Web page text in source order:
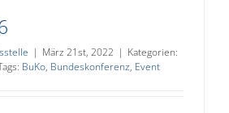
| März 21st, 2022 | Kategorien:
BuKo, Bundeskonferenz, Event